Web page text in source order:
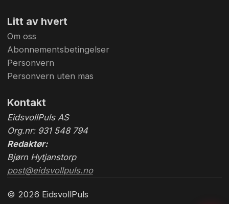
Litt av hvert
Om oss
Abonnementsbetingelser
Personvern
Personvern uten mas
Kontakt
EidsvollPuls AS
Org.nr: 931 548 794
Redaktør:
Bjørn Hytjanstorp
post@eidsvollpuls.no
© 2026 EidsvollPuls